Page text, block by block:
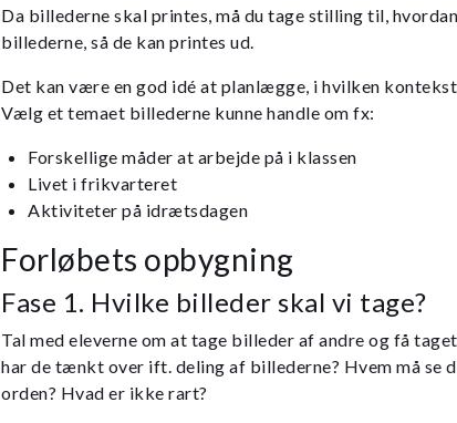
Da billederne skal printes, må du tage stilling til,
billederne, så de kan printes ud.
Det kan være en god idé at planlægge, i hvilken
Vælg et temaet billederne kunne handle om fx:
Forskellige måder at arbejde på i klassen
Livet i frikvarteret
Aktiviteter på idrætsdagen
Forløbets opbygning
Fase 1. Hvilke billeder skal vi tage?
Tal med eleverne om at tage billeder af andre og få
har de tænkt over ift. deling af billederne? Hvem må se
orden? Hvad er ikke rart?